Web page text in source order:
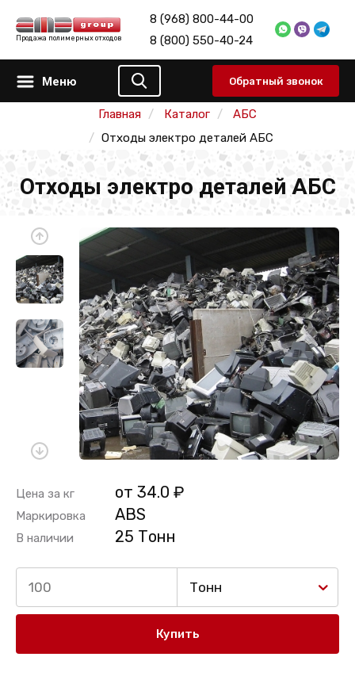
Продажа полимерных отходов
8 (968) 800-44-00
8 (800) 550-40-24
Меню Обратный звонок
Главная Каталог
АБС
Отходы электро деталей АБС
Отходы электро деталей АБС
Цена за кг от 34.0 ₽
Маркировка ABS
В наличии 25 Тонн
Тонн
Купить